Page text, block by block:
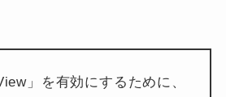
」を有効にするために、